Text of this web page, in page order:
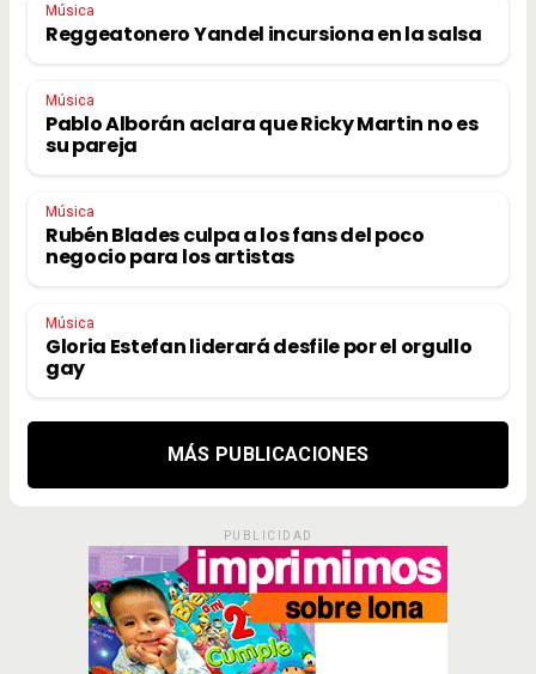
Música
Reggeatonero Yandel incursiona en la salsa
Música
Pablo Alborán aclara que Ricky Martin no es
su pareja
Música
Rubén Blades culpa a los fans del poco
negocio para los artistas
Música
Gloria Estefan liderará desfile por el orgullo
gay
MÁS PUBLICACIONES
PUBLICIDAD